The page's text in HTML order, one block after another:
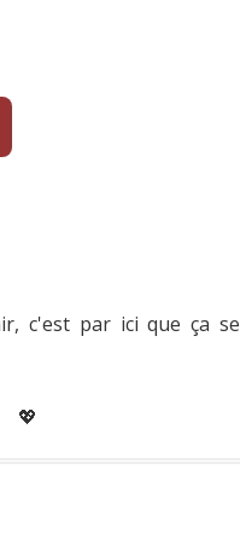
c'est par ici que ça se
💖